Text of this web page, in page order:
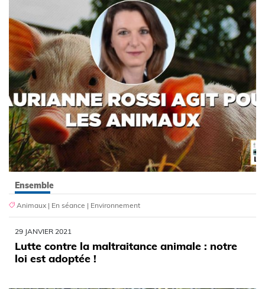
Ensemble
Animaux | En séance | Environnement
29 JANVIER 2021
Lutte contre la maltraitance animale : notre
loi est adoptée !